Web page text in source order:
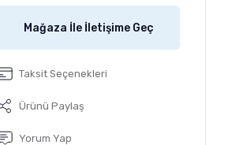
Mağaza İle İletişime Geç
Taksit Seçenekleri
Ürünü Paylaş
Yorum Yap